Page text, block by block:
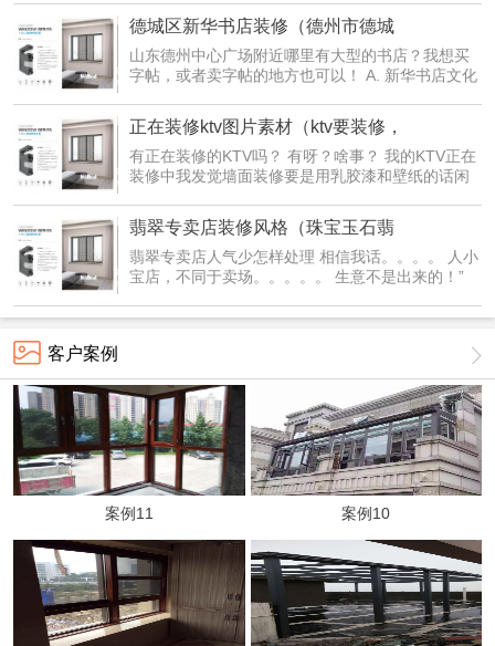
德城区新华书店装修（德州市德城
山东德州中心广场附近哪里有大型的书店？我想买
字帖，或者卖字帖的地方也可以！ A. 新华书店文化
正在装修ktv图片素材（ktv要装修，
有正在装修的KTV吗？ 有呀？啥事？ 我的KTV正在
装修中我发觉墙面装修要是用乳胶漆和壁纸的话闲
翡翠专卖店装修风格（珠宝玉石翡
翡翠专卖店人气少怎样处理 相信我话。。。。 人小
宝店，不同于卖场。。。。。 生意不是出来的！”
客户案例
案例11 案例10